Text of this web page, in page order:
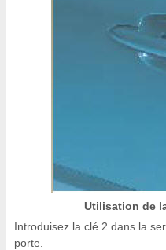
Utilisation de
Introduisez la clé 2 dans la
porte.